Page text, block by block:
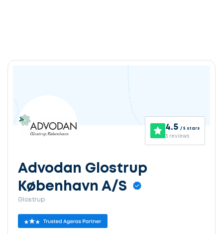
4.5 / 5 stars
3 reviews
Advodan Glostrup
København A/S
Glostrup